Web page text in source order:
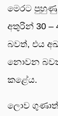
මෙරට
අතුරින් 30 –
බවත්, එය
නොවන බවත්
කළේය.
ලොව